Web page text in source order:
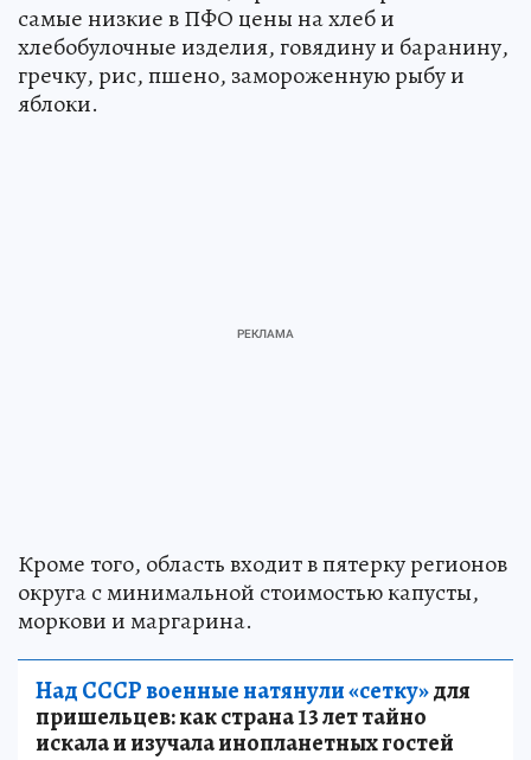
самые низкие в ПФО цены на хлеб и
хлебобулочные изделия, говядину и баранину,
гречку, рис, пшено, замороженную рыбу и
яблоки.
Кроме того, область входит в пятерку регионов
округа с минимальной стоимостью капусты,
моркови и маргарина.
Над СССР военные натянули «сетку»для
пришельцев: как страна 13 лет тайно
искала и изучала инопланетных гостей